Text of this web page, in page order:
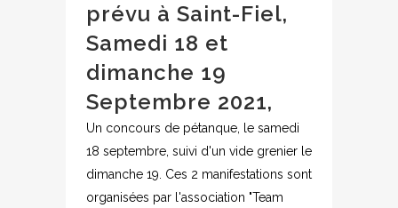
prévu à Saint-Fiel,
Samedi 18 et
dimanche 19
Septembre 2021,
Un concours de pétanque, le samedi
18 septembre, suivi d'un vide grenier le
dimanche 19. Ces 2 manifestations sont
organisées par l'association "Team